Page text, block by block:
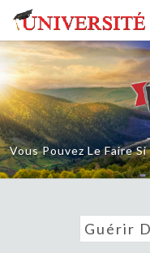
Skip
content
Vous Pouvez Le Faire
Guérir